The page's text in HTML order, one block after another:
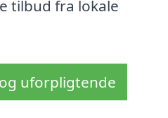
tilbud fra lokale
uforpligtende